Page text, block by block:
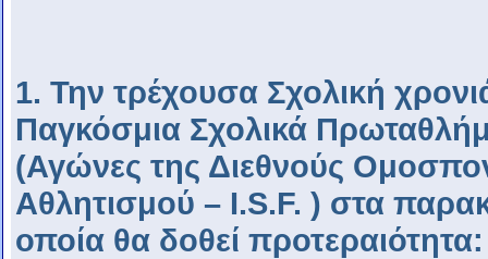
1. Την τρέχουσα Σχολική
Παγκόσμια Σχολικά
(Αγώνες της Διεθνούς
Αθλητισμού – I.S.F. ) στα
οποία θα δοθεί προτεραιότητα: